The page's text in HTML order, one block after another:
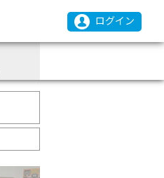
ログイン